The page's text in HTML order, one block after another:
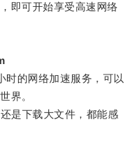
即可开始享受高速网络
的网络加速服务，可以
界。
是下载大文件，都能感